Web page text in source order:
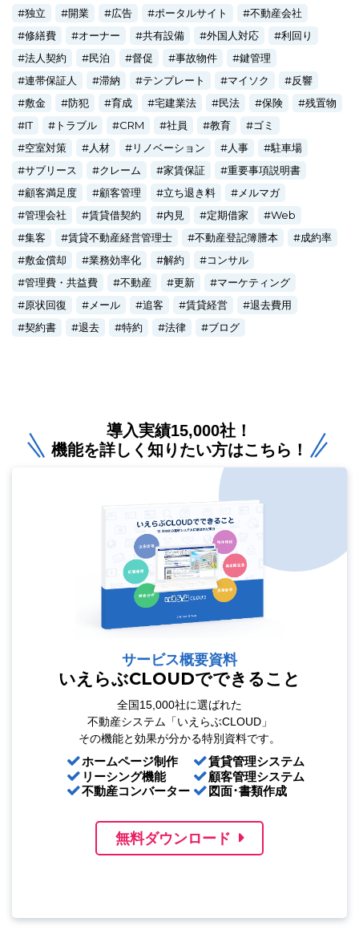
独立
開業 広告 ポータルサイト
不動産会社
修繕費
オーナー 共有設備 外国人対応
利回り
法人契約
民泊 督促 事故物件
鍵管理
連帯保証人
滞納 テンプレート マイソク
反響
敷金
防犯 育成 宅建業法 民法 保険
残置物
IT
トラブル CRM 社員 教育
ゴミ
空室対策
人材 リノベーション 人事
駐車場
サブリース
クレーム 家賃保証
重要事項説明書
顧客満足度
顧客管理 立ち退き料
メルマガ
管理会社
賃貸借契約 内見 定期借家
Web
集客
賃貸不動産経営管理士 不動産登記簿謄本
成約率
敷金償却
業務効率化 解約
コンサル
管理費・共益費
不動産 更新
マーケティング
原状回復
メール 追客 賃貸経営
退去費用
契約書
退去 特約 法律 ブログ
導入実績15,000社！
機能を詳しく知りたい方はこちら！
サービス概要資料
いえらぶCLOUDでできること
全国15,000社に選ばれた
不動産システム「いえらぶCLOUD」
その機能と効果が分かる特別資料です。
ホームページ制作
リーシング機能
不動産コンバーター
賃貸管理システム
顧客管理システム
図面･書類作成
無料ダウンロード